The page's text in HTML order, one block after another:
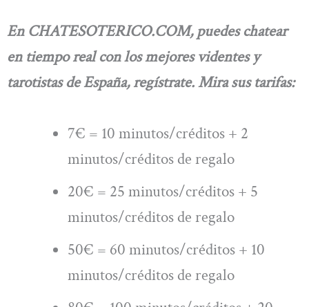
En CHATESOTERICO.COM, puedes chatear
en tiempo real con los mejores videntes y
tarotistas de España, regístrate. Mira sus tarifas:
7€ = 10 minutos/créditos + 2
minutos/créditos de regalo
20€ = 25 minutos/créditos + 5
minutos/créditos de regalo
50€ = 60 minutos/créditos + 10
minutos/créditos de regalo